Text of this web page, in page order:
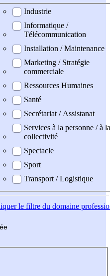
Industrie
Informatique /
Télécommunication
Installation / Maintenance
Marketing / Stratégie
commerciale
Ressources Humaines
Santé
Secrétariat / Assistanat
Services à la personne / à la
collectivité
Spectacle
Sport
Transport / Logistique
le filtre du domaine